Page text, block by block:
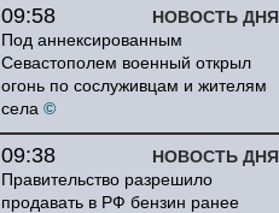
НОВОСТЬ ДНЯ
09:58
Под аннексированным
Севастополем военный открыл
огонь по сослуживцам и жителям
села ©
НОВОСТЬ ДНЯ
09:38
Правительство разрешило
продавать в РФ бензин ранее